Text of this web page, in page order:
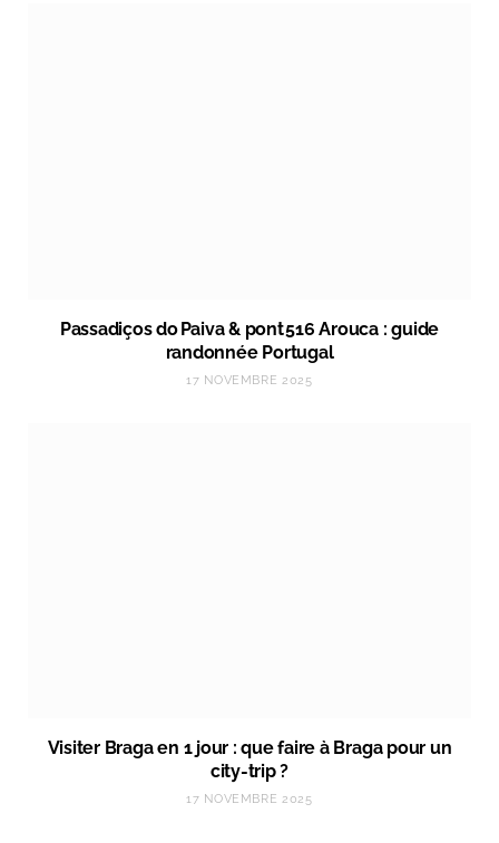
Passadiços do Paiva & pont 516 Arouca : guide
randonnée Portugal
17 NOVEMBRE 2025
Visiter Braga en 1 jour : que faire à Braga pour un
city-trip ?
17 NOVEMBRE 2025